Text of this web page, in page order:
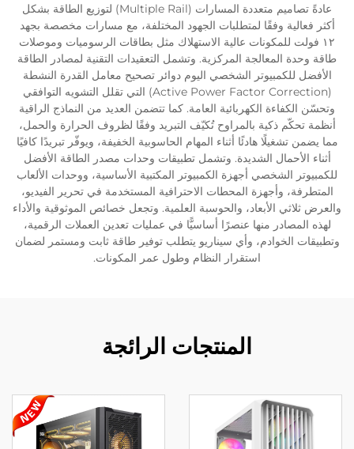
عادةً تصاميم متعددة المسارات (Multiple Rail) لتوزيع الطاقة بشكل
أكثر فعالية وفقًا لمتطلبات الجهود المختلفة، مع مسارات مخصصة بجهد
١٢ فولت للمكونات عالية الاستهلاك مثل بطاقات الرسوميات وموصلات
طاقة وحدة المعالجة المركزية. وتشمل التعقيدات التقنية لمصادر الطاقة
الأفضل للكمبيوتر الشخصي اليوم دوائر تصحيح معامل القدرة النشطة
(Active Power Factor Correction) التي تقلل التشويه التوافقي
وتحسّن الكفاءة الكهربائية العامة. كما تتضمن العديد من النماذج الراقية
أنظمة تحكّم ذكية بالمراوح تُكيّف التبريد وفقًا لظروف الحرارة والحمل،
مما يضمن تشغيلًا هادئًا أثناء المهام الحاسوبية الخفيفة، ويوفّر تبريدًا كافيًا
أثناء الأحمال الشديدة. وتشمل تطبيقات وحدات مصدر الطاقة الأفضل
للكمبيوتر الشخصي أجهزة الكمبيوتر المكتبية الأساسية، ووحدات الألعاب
المتطرفة، وأجهزة المحطات الاحترافية المستخدمة في تحرير الفيديو،
والعرض ثلاثي الأبعاد، والحوسبة العلمية. وتجعل خصائص الموثوقية والأداء
لهذه المصادر منها عنصرًا أساسيًّا في عمليات تعدين العملات الرقمية،
وتطبيقات الخوادم، وأي سيناريو يتطلب توفير طاقة ثابت ومستمر لضمان
استقرار النظام وطول عمر المكونات.
المنتجات الرائجة